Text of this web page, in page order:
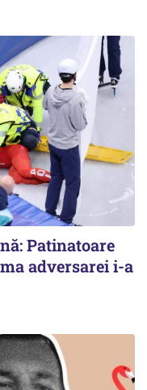
Patinatoare
adversarei i-a